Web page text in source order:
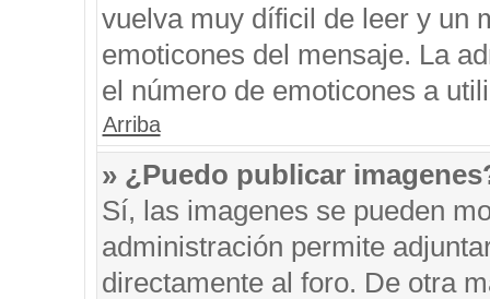
vuelva muy díficil de leer y un
emoticones del mensaje. La
el número de emoticones a
Arriba
» ¿Puedo publicar
Sí, las imagenes se pueden
administración permite
directamente al foro. De otra